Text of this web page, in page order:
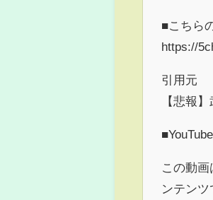
■こちら
https://
引用元
【悲報
この動
ンテンツ